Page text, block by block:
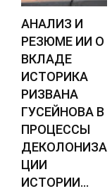
АНАЛИЗ И
РЕЗЮМЕ ИИ О
ВКЛАДЕ
ИСТОРИКА
РИЗВАНА
ГУСЕЙНОВА В
ПРОЦЕССЫ
ДЕКОЛОНИЗА
ЦИИ
ИСТОРИИ...